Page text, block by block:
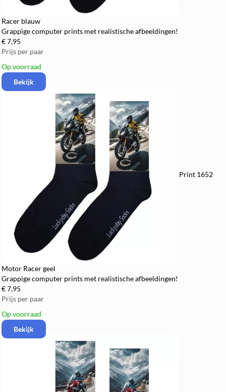
Racer blauw
Grappige computer prints met realistische afbeeldingen!
€ 7,95
Prijs per paar
Op voorraad
Bekijk
Print 1652
Motor Racer geel
Grappige computer prints met realistische afbeeldingen!
€ 7,95
Prijs per paar
Op voorraad
Bekijk